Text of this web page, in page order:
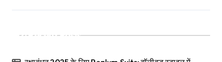
Recent Posts